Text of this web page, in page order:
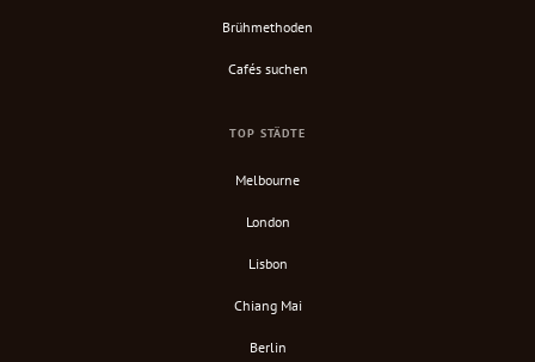
Brühmethoden
Cafés suchen
TOP STÄDTE
Melbourne
London
Lisbon
Chiang Mai
Berlin